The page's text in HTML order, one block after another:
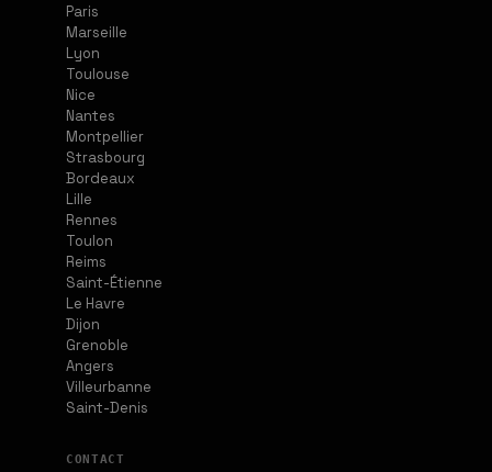
Paris
Marseille
Lyon
Toulouse
Nice
Nantes
Montpellier
Strasbourg
Bordeaux
Lille
Rennes
Toulon
Reims
Saint-Étienne
Le Havre
Dijon
Grenoble
Angers
Villeurbanne
Saint-Denis
CONTACT